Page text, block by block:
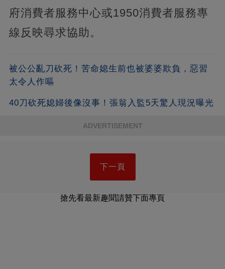
府消費者服務中心或1950消費者服務專
線反映尋求協助。
被公公亂刀砍死！苦命媳生前也被婆婆欺負，惡習
太令人作嘔
40刀砍死媳婦後像沒事！張翁入監5天驚人現況曝光
ADVERTISEMENT
下一頁
搶先看最新趣聞請贊下面專頁